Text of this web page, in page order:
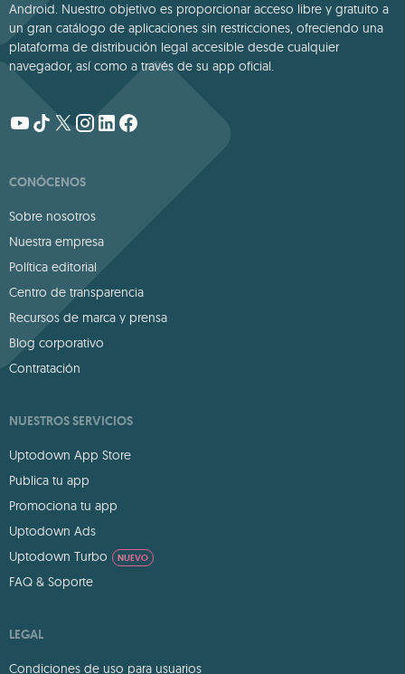
Android. Nuestro objetivo es proporcionar acceso libre y gratuito a
un gran catálogo de aplicaciones sin restricciones, ofreciendo una
plataforma de distribución legal accesible desde cualquier
navegador, así como a través de su app oficial.
CONÓCENOS
Sobre nosotros
Nuestra empresa
Política editorial
Centro de transparencia
Recursos de marca y prensa
Blog corporativo
Contratación
NUESTROS SERVICIOS
Uptodown App Store
Publica tu app
Promociona tu app
Uptodown Ads
Uptodown Turbo
NUEVO
FAQ & Soporte
LEGAL
Condiciones de uso para usuarios